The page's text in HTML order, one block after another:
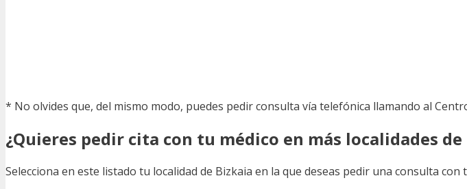
* No olvides que, del mismo modo, puedes pedir consulta vía telefónica llamando al
¿Quieres pedir cita con tu médico en más localidades de
Selecciona en este listado tu localidad de Bizkaia en la que deseas pedir una consulta con